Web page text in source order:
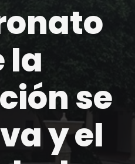
la
se
y el